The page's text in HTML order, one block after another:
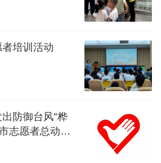
培训活动
防御台风“桦
志愿者总动员